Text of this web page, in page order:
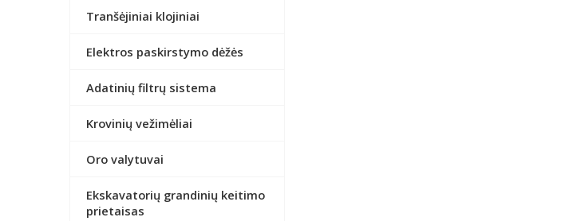
Tranšėjiniai klojiniai
Elektros paskirstymo dėžės
Adatinių filtrų sistema
Krovinių vežimėliai
Oro valytuvai
Ekskavatorių grandinių keitimo
prietaisas